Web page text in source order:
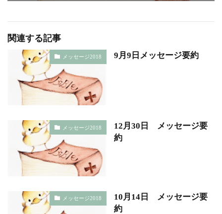
関連する記事
メッセージ2018 9月9日メッセージ要約
メッセージ2018
12月30日 メッセージ要
約
メッセージ2018
10月14日 メッセージ要
約